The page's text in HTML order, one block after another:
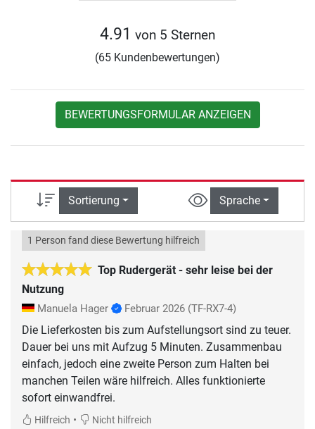
4.91 von 5 Sternen
(65 Kundenbewertungen)
BEWERTUNGSFORMULAR ANZEIGEN
Sortierung Sprache
Top Rudergerät - sehr leise bei der
Nutzung
1 Person fand diese Bewertung hilfreich
Manuela Hager Februar 2026 (TF-RX7-4)
Die Lieferkosten bis zum Aufstellungsort sind zu teuer.
Dauer bei uns mit Aufzug 5 Minuten. Zusammenbau
einfach, jedoch eine zweite Person zum Halten bei
manchen Teilen wäre hilfreich. Alles funktionierte
sofort einwandfrei.
Hilfreich • Nicht hilfreich